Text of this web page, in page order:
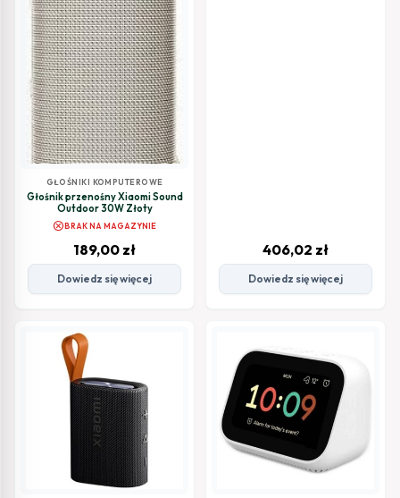
GŁOŚNIKI KOMPUTEROWE
Głośnik przenośny Xiaomi Sound
Outdoor 30W Złoty
cancelBRAK NA MAGAZYNIE
189,00 zł
Dowiedz się więcej
406,02 zł
Dowiedz się więcej